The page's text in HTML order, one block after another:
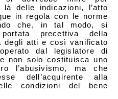
delle indicazioni, l’atto
in regola con le norme
che, in tal modo, si
precettiva della
degli atti e così vanificato
dal legislatore di
non solo costituisca uno
l’abusivismo, ma che
dell’acquirente alla
condizioni del bene